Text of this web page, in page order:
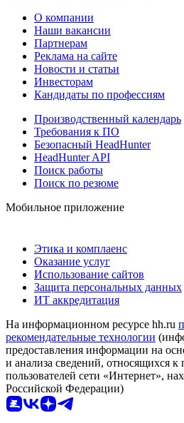
О компании
Наши вакансии
Партнерам
Реклама на сайте
Новости и статьи
Инвесторам
Кандидаты по профессиям
Производственный календарь
Требования к ПО
Безопасный HeadHunter
HeadHunter API
Поиск работы
Поиск по резюме
Мобильное приложение
Этика и комплаенс
Оказание услуг
Использование сайтов
Защита персональных данных
ИТ аккредитация
На информационном ресурсе hh.ru
рекомендательные технологии
предоставления информации на
и анализа сведений, относящихся к
пользователей сети «Интернет»,
Российской Федерации)